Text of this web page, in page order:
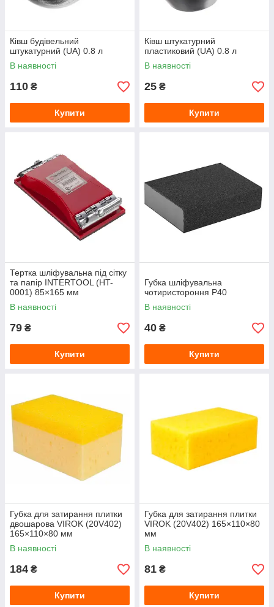
Ківш будівельний
штукатурний (UA) 0.8 л
В наявності
110 ₴
Купити
Ківш штукатурний
пластиковий (UA) 0.8 л
В наявності
25 ₴
Купити
Тертка шліфувальна під сітку
та папір INTERTOOL (HT-
0001) 85×165 мм
В наявності
79 ₴
Купити
Губка шліфувальна
чотиристороння P40
В наявності
40 ₴
Купити
Губка для затирання плитки
двошарова VIROK (20V402)
165×110×80 мм
В наявності
184 ₴
Купити
Губка для затирання плитки
VIROK (20V402) 165×110×80
мм
В наявності
81 ₴
Купити